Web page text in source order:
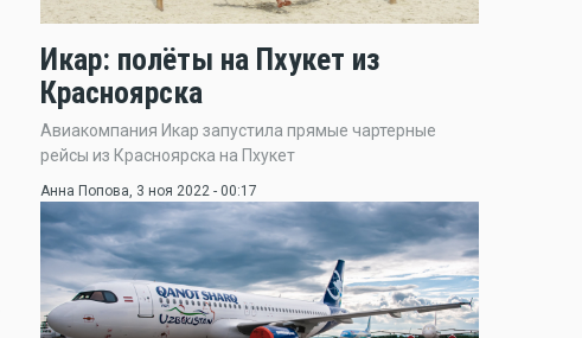
Икар: полёты на Пхукет из
Красноярска
Авиакомпания Икар запустила прямые чартерные
рейсы из Красноярска на Пхукет
Анна Попова, 3 ноя 2022 - 00:17